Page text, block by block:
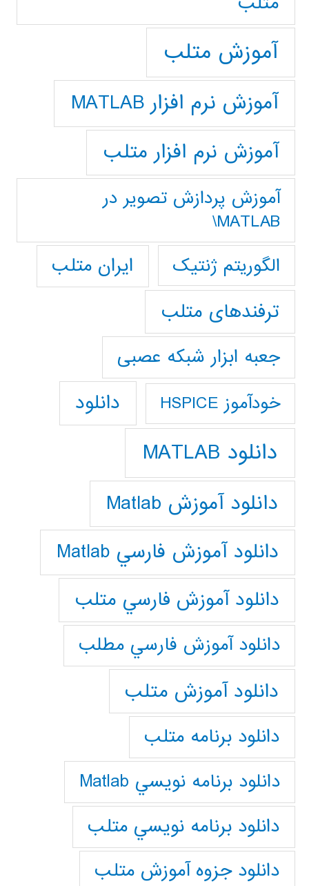
آموزش متلب
آموزش نرم افزار MATLAB
آموزش نرم افزار متلب
آموزش پردازش تصوير در
MATLAB\
الگوریتم ژنتیک
ایران متلب
ترفندهای متلب
جعبه ابزار شبکه عصبی
خودآموز HSPICE دانلود
دانلود MATLAB
دانلود آموزش Matlab
دانلود آموزش فارسي Matlab
دانلود آموزش فارسي متلب
دانلود آموزش فارسي مطلب
دانلود آموزش متلب
دانلود برنامه متلب
دانلود برنامه نويسي Matlab
دانلود برنامه نويسي متلب
دانلود جزوه آموزش متلب